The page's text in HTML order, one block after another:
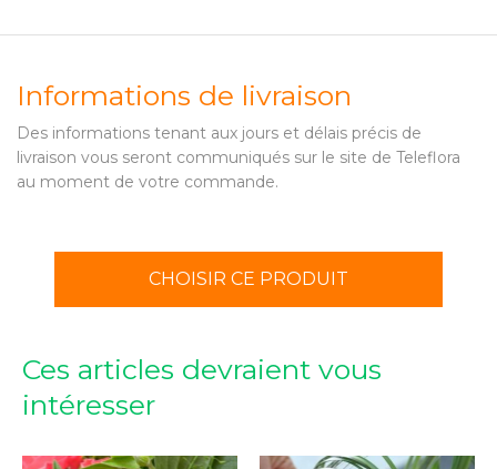
Informations de livraison
Des informations tenant aux jours et délais précis de
livraison vous seront communiqués sur le site de Teleflora
au moment de votre commande.
CHOISIR CE PRODUIT
Ces articles devraient vous
intéresser